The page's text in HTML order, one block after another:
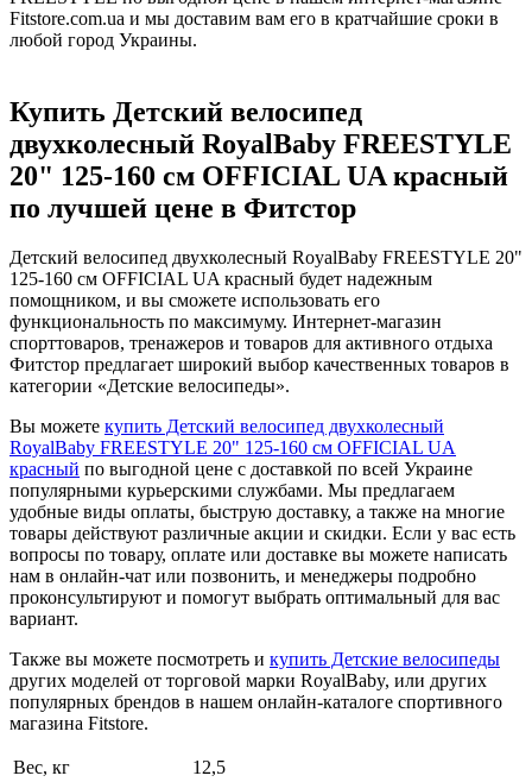
Fitstore.com.ua и мы доставим вам его в кратчайшие сроки в
любой город Украины.
Купить Детский велосипед
двухколесный RoyalBaby FREESTYLE
20" 125-160 см OFFICIAL UA красный
по лучшей цене в Фитстор
Детский велосипед двухколесный RoyalBaby FREESTYLE 20"
125-160 см OFFICIAL UA красный будет надежным
помощником, и вы сможете использовать его
функциональность по максимуму. Интернет-магазин
спорттоваров, тренажеров и товаров для активного отдыха
Фитстор предлагает широкий выбор качественных товаров в
категории «Детские велосипеды».
Вы можете купить Детский велосипед двухколесный
RoyalBaby FREESTYLE 20" 125-160 см OFFICIAL UA
красный по выгодной цене с доставкой по всей Украине
популярными курьерскими службами. Мы предлагаем
удобные виды оплаты, быструю доставку, а также на многие
товары действуют различные акции и скидки. Если у вас есть
вопросы по товару, оплате или доставке вы можете написать
нам в онлайн-чат или позвонить, и менеджеры подробно
проконсультируют и помогут выбрать оптимальный для вас
вариант.
Также вы можете посмотреть и купить Детские велосипеды
других моделей от торговой марки RoyalBaby, или других
популярных брендов в нашем онлайн-каталоге спортивного
магазина Fitstore.
Вес, кг
12,5